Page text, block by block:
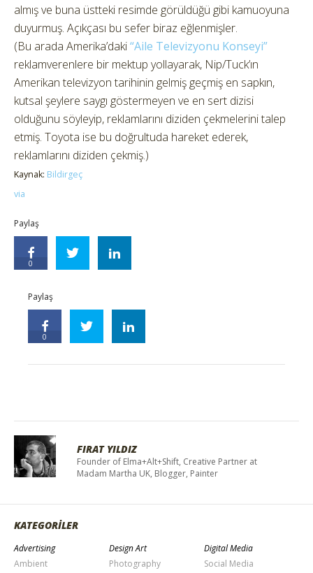
almış ve buna üstteki resimde görüldüğü gibi kamuoyuna
duyurmuş. Açıkçası bu sefer biraz eğlenmişler.
(Bu arada Amerika’daki“Aile Televizyonu Konseyi”
reklamverenlere bir mektup yollayarak, Nip/Tuck’ın
Amerikan televizyon tarihinin gelmiş geçmiş en sapkın,
kutsal şeylere saygı göstermeyen ve en sert dizisi
olduğunu söyleyip, reklamlarını diziden çekmelerini talep
etmiş. Toyota ise bu doğrultuda hareket ederek,
reklamlarını diziden çekmiş.)
Kaynak: Bildirgeç
via
Paylaş
0
Paylaş
0
FIRAT YILDIZ
Founder of Elma+Alt+Shift, Creative Partner at
Madam Martha UK, Blogger, Painter
KATEGORİLER
Advertising
Ambient
Design Art
Photography
Digital Media
Social Media